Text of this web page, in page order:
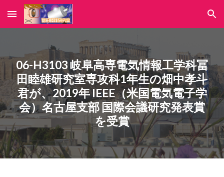
Skip to main content Skip to navigation
06-H3103 岐阜高専電気情報工学科冨
田睦雄研究室専攻科1年生の畑中孝斗
君が、2019年 IEEE（米国電気電子学
会）名古屋支部 国際会議研究発表賞
を受賞